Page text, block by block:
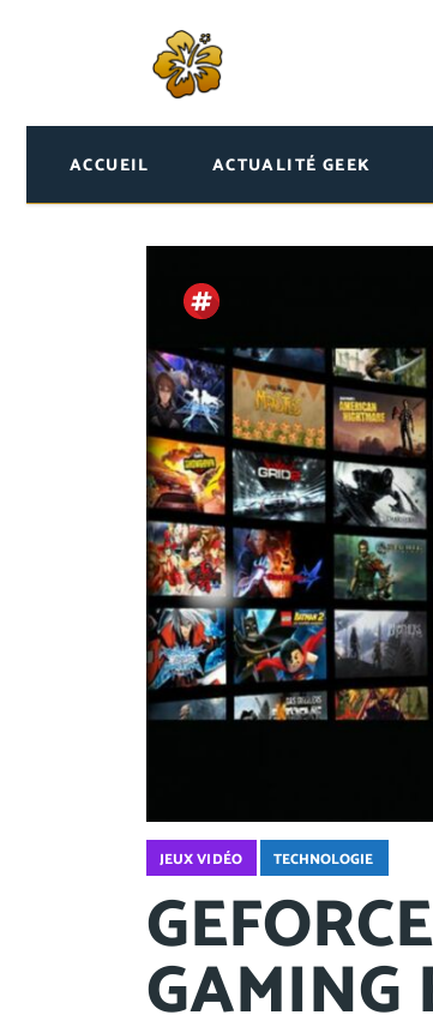
ACCUEIL ACTUALITÉ GEEK
JEUX VIDÉO TECHNOLOGIE
GAMING